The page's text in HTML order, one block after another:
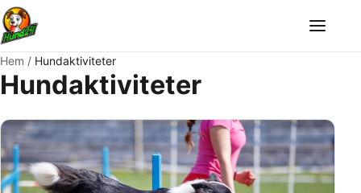
Meny
Hem / Hundaktiviteter
Hundaktiviteter